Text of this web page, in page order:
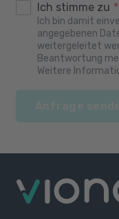
Ich stimme zu *
Ich bin damit
angegebenen
weitergeleitet
Beantwortung
Weitere